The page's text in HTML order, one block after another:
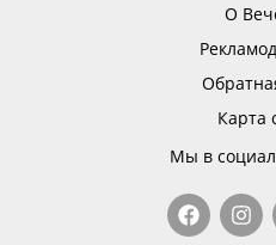
О
Карта
Мы в